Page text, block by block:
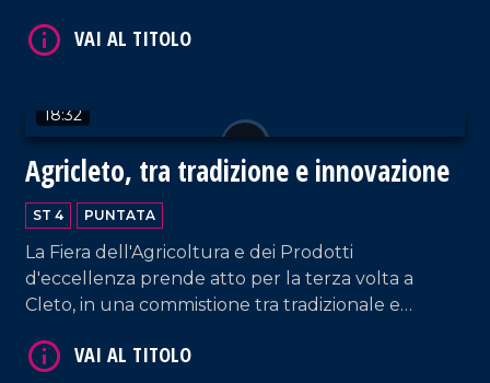
18:32
Agricleto, tra tradizione e innovazione
ST 4 PUNTATA
La Fiera dell'Agricoltura e dei Prodotti
d'eccellenza prende atto per la terza volta a
Cleto, in una commistione tra tradizionale e
VAI AL TITOLO
VAI AL TITOLO